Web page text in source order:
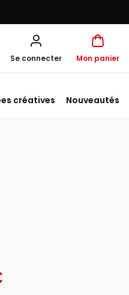
Se connecter Mon panier
créatives Nouveautés